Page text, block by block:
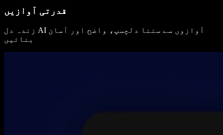
قدرتی آوازیں
زندہ دل AI آوازوں سے سننا دلچسپ، واضح اور آسان
بنائیں